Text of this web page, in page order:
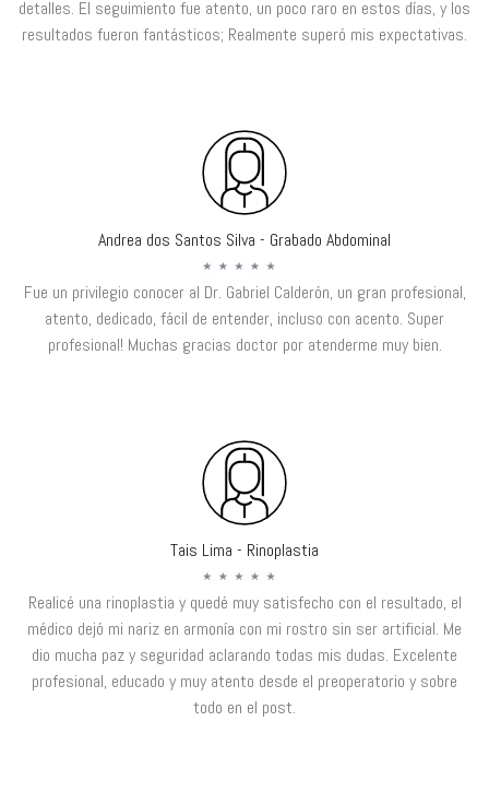
detalles. El seguimiento fue atento, un poco raro en estos días, y los
resultados fueron fantásticos; Realmente superó mis expectativas.
Andrea dos Santos Silva - Grabado Abdominal
Fue un privilegio conocer al Dr. Gabriel Calderón, un gran profesional,
atento, dedicado, fácil de entender, incluso con acento. Super
profesional! Muchas gracias doctor por atenderme muy bien.
Tais Lima - Rinoplastia
Realicé una rinoplastia y quedé muy satisfecho con el resultado, el
médico dejó mi nariz en armonía con mi rostro sin ser artificial. Me
dio mucha paz y seguridad aclarando todas mis dudas. Excelente
profesional, educado y muy atento desde el preoperatorio y sobre
todo en el post.